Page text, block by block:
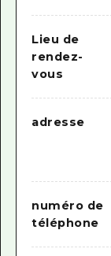
Lieu de
rendez-
vous
adresse
numéro de
téléphone